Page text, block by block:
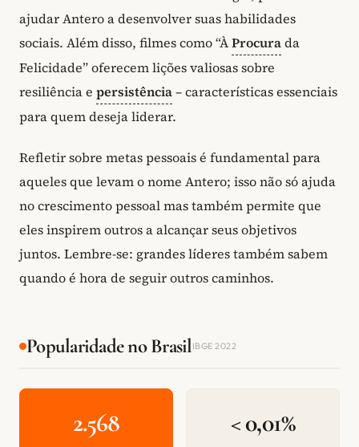
ajudar Antero a desenvolver suas habilidades
sociais. Além disso, filmes como “ÀProcurada
Felicidade” oferecem lições valiosas sobre
resiliência e persistência– características essenciais
para quem deseja liderar.
Refletir sobre metas pessoais é fundamental para
aqueles que levam o nome Antero; isso não só ajuda
no crescimento pessoal mas também permite que
eles inspirem outros a alcançar seus objetivos
juntos. Lembre-se: grandes líderes também sabem
quando é hora de seguir outros caminhos.
Popularidade no BrasilIBGE 2022
2.568 < 0,01%